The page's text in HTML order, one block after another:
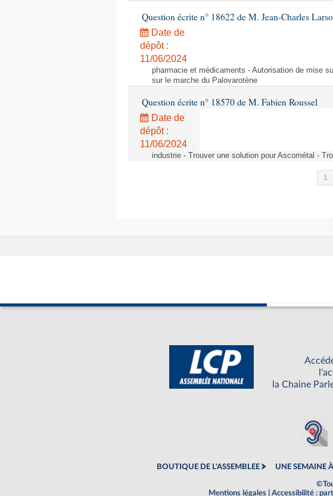
Question écrite n° 18622 de M. Jean-Charles
Date de
dépôt :
11/06/2024
pharmacie et médicaments - Autorisation de mise
sur le marche du Palovarotène
Question écrite n° 18570 de M. Fabien Roussel
Date de
dépôt :
11/06/2024
industrie - Trouver une solution pour Ascométal -
1
la Chaine
BOUTIQUE DE L'ASSEMBLEE UNE SEMAINE
Mentions légales
Accessibilité :